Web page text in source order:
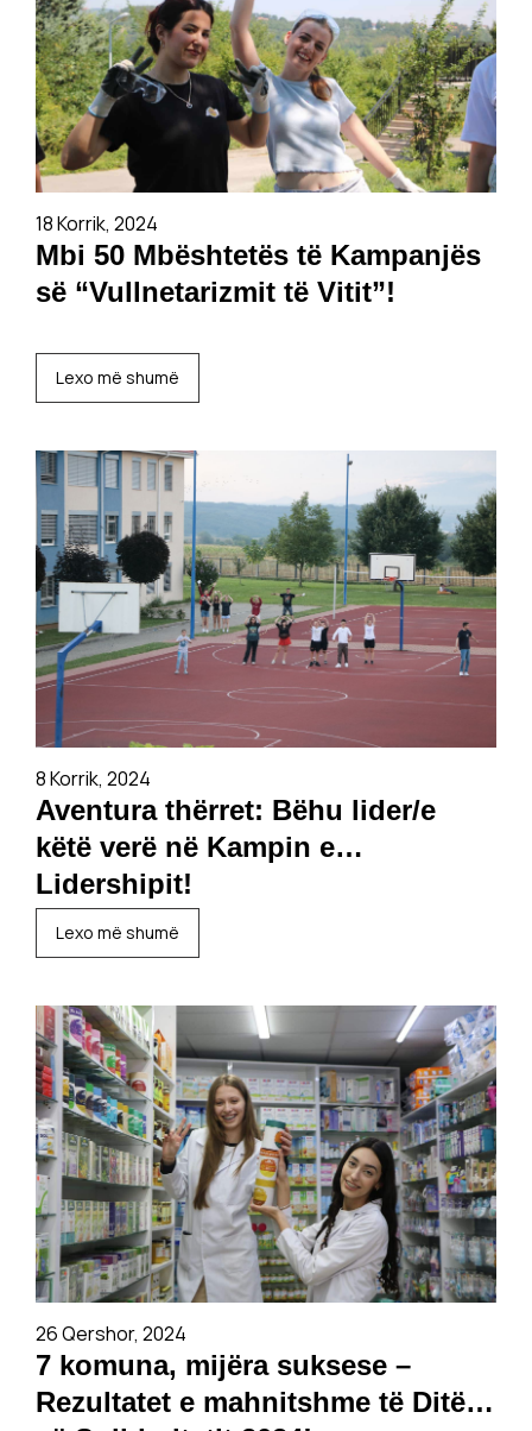
18 Korrik, 2024
Mbi 50 Mbështetës të Kampanjës
së “Vullnetarizmit të Vitit”!
Lexo më shumë
8 Korrik, 2024
Aventura thërret: Bëhu lider/e
këtë verë në Kampin e
Lidershipit!
Lexo më shumë
26 Qershor, 2024
7 komuna, mijëra suksese –
Rezultatet e mahnitshme të Ditës